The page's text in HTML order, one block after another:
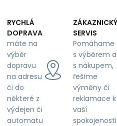
RYCHLÁ
DOPRAVA
máte na
výběr
dopravu
na adresu
či do
některé z
výdejen či
automatu
ZÁKAZNICKÝ
SERVIS
Pomáhame
s výběrem a
s nákupem,
řešíme
výměny či
reklamace k
vaší
spokojenosti